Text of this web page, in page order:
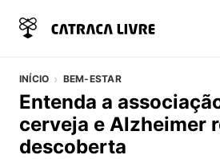
INÍCIO BEM-ESTAR
Entenda a
cerveja e Alzheimer
descoberta